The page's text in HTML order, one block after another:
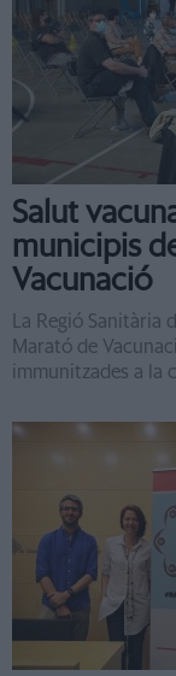
Salut
municipis
Vacunació
La Regió
Marató de
immunitzades a la